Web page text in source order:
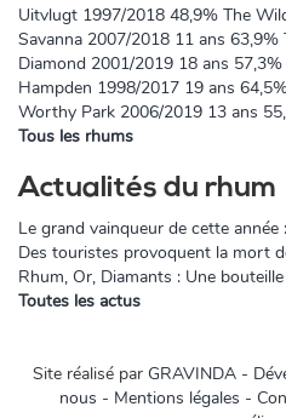
Uitvlugt 1997/2018 48,9% The
Savanna 2007/2018 11 ans
Diamond 2001/2019 18 ans
Hampden 1998/2017 19 ans
Worthy Park 2006/2019 13 ans
Tous les rhums
Actualités du rhum
Le grand vainqueur de cette
Des touristes provoquent la mort
Rhum, Or, Diamants : Une
Toutes les actus
Site réalisé par GRAVINDA -
nous - Mentions légales -